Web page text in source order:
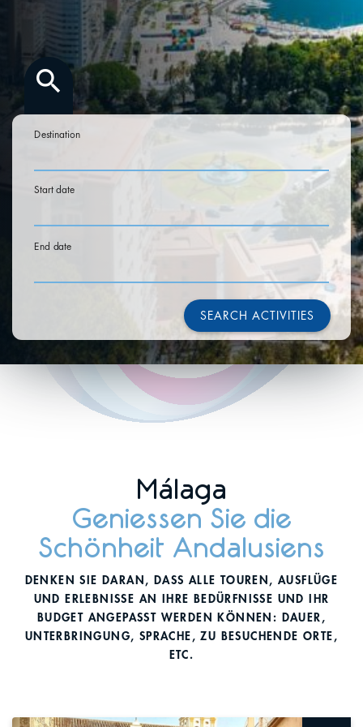
search
Destination
Start date
End date
SEARCH ACTIVITIES
Málaga
Geniessen Sie die
Schönheit Andalusiens
DENKEN SIE DARAN, DASS ALLE TOUREN, AUSFLÜGE
UND ERLEBNISSE AN IHRE BEDÜRFNISSE UND IHR
BUDGET ANGEPASST WERDEN KÖNNEN: DAUER,
UNTERBRINGUNG, SPRACHE, ZU BESUCHENDE ORTE,
ETC.